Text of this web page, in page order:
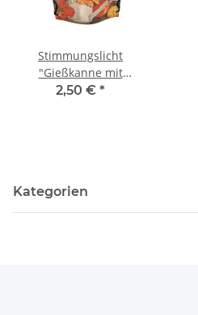
Stimmungslicht
"Gießkanne mit
Sonnenblumen"
2,50 € *
Kategorien